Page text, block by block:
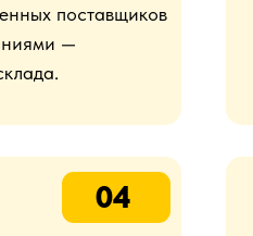
поставщиков
—
04